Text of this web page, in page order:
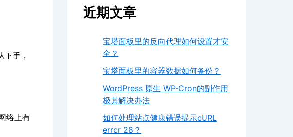
手，
络上有
近期文章
宝塔面板里的反向代理如何设置才安
全？
宝塔面板里的容器数据如何备份？
WordPress 原生 WP-Cron的副作用
极其解决办法
如何处理站点健康错误提示cURL
error 28？